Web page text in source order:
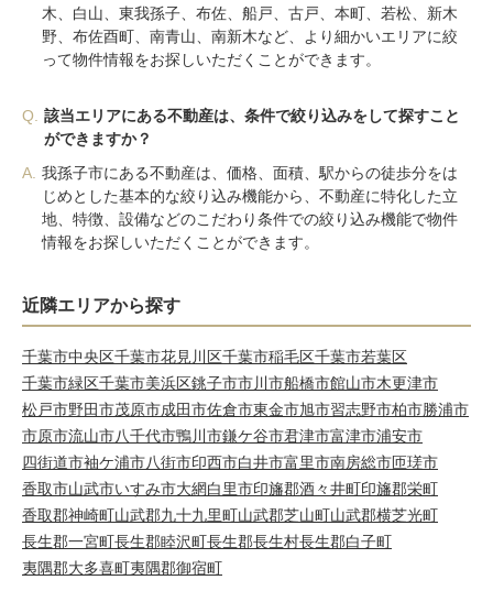
木、白山、東我孫子、布佐、船戸、古戸、本町、若松、新木
野、布佐酉町、南青山、南新木など、より細かいエリアに絞
って物件情報をお探しいただくことができます。
Q.
該当エリアにある不動産は、条件で絞り込みをして探すこと
ができますか？
A. 我孫子市にある不動産は、価格、面積、駅からの徒歩分をは
じめとした基本的な絞り込み機能から、不動産に特化した立
地、特徴、設備などのこだわり条件での絞り込み機能で物件
情報をお探しいただくことができます。
近隣エリアから探す
千葉市中央区千葉市花見川区千葉市稲毛区千葉市若葉区
千葉市緑区千葉市美浜区銚子市市川市船橋市館山市木更津市
松戸市野田市茂原市成田市佐倉市東金市旭市習志野市柏市勝浦市
市原市流山市八千代市鴨川市鎌ケ谷市君津市富津市浦安市
四街道市袖ケ浦市八街市印西市白井市富里市南房総市匝瑳市
香取市山武市いすみ市大網白里市印旛郡酒々井町印旛郡栄町
香取郡神崎町山武郡九十九里町山武郡芝山町山武郡横芝光町
長生郡一宮町長生郡睦沢町長生郡長生村長生郡白子町
夷隅郡大多喜町夷隅郡御宿町